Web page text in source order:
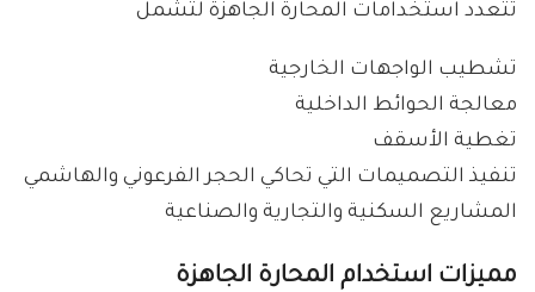
تتعدد استخدامات المحارة الجاهزة لتشمل
تشطيب الواجهات الخارجية
معالجة الحوائط الداخلية
تغطية الأسقف
تنفيذ التصميمات التي تحاكي الحجر الفرعوني والهاشمي
المشاريع السكنية والتجارية والصناعية
مميزات استخدام المحارة الجاهزة